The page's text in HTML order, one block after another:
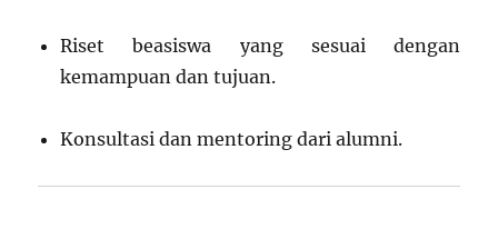
Riset beasiswa yang sesuai dengan
kemampuan dan tujuan.
Konsultasi dan mentoring dari alumni.